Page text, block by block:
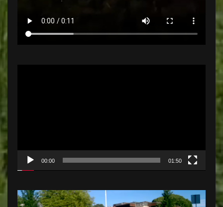
00:00 01:50
Videospeler